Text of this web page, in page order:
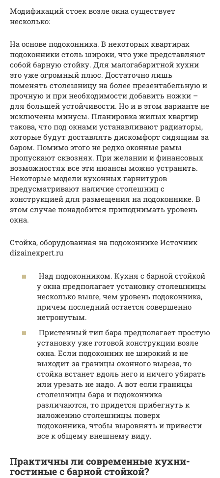
Модификаций стоек возле окна существует
несколько:
На основе подоконника. В некоторых квартирах
подоконники столь широки, что уже представляют
собой барную стойку. Для малогабаритной кухни
это уже огромный плюс. Достаточно лишь
поменять столешницу на более презентабельную и
прочную и при необходимости добавить ножки –
для большей устойчивости. Но и в этом варианте не
исключены минусы. Планировка жилых квартир
такова, что под окнами устанавливают радиаторы,
которые будут доставлять дискомфорт сидящим за
баром. Помимо этого не редко оконные рамы
пропускают сквозняк. При желании и финансовых
возможностях все эти нюансы можно устранить.
Некоторые модели кухонных гарнитуров
предусматривают наличие столешниц с
конструкцией для размещения на подоконнике. В
этом случае понадобится приподнимать уровень
окна.
Стойка, оборудованная на подоконнике Источник
dizainexpert.ru
Над подоконником. Кухня с барной стойкой
у окна предполагает установку столешницы
несколько выше, чем уровень подоконника,
причем последний остается совершенно
нетронутым.
Пристенный тип бара предполагает простую
установку уже готовой конструкции возле
окна. Если подоконник не широкий и не
выходит за границы оконного выреза, то
стойка встанет вдоль него и ничего убирать
или урезать не надо. А вот если границы
столешницы бара и подоконника
различаются, то придется прибегнуть к
наложению столешницы поверх
подоконника, чтобы выровнять и привести
все к общему внешнему виду.
Практичны ли современные кухни-
гостиные с барной стойкой?